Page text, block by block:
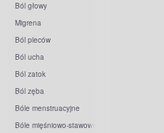
Ból głowy
Migrena
Ból pleców
Ból ucha
Ból zatok
Ból zęba
Bóle menstruacyjne
Bóle mięśniowo-stawowe